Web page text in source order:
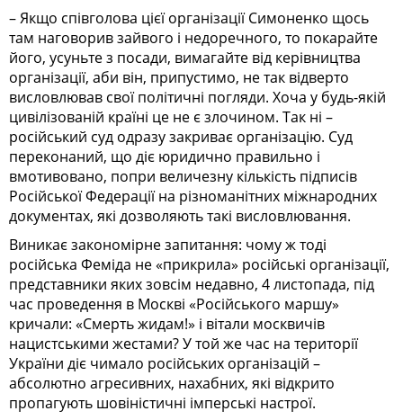
– Якщо співголова цієї організації Симоненко щось
там наговорив зайвого і недоречного, то покарайте
його, усуньте з посади, вимагайте від керівництва
організації, аби він, припустимо, не так відверто
висловлював свої політичні погляди. Хоча у будь-якій
цивілізованій країні це не є злочином. Так ні –
російський суд одразу закриває організацію. Суд
переконаний, що діє юридично правильно і
вмотивовано, попри величезну кількість підписів
Російської Федерації на різноманітних міжнародних
документах, які дозволяють такі висловлювання.
Виникає закономірне запитання: чому ж тоді
російська Феміда не «прикрила» російські організації,
представники яких зовсім недавно, 4 листопада, під
час проведення в Москві «Російського маршу»
кричали: «Смерть жидам!» і вітали москвичів
нацистськими жестами? У той же час на території
України діє чимало російських організацій –
абсолютно агресивних, нахабних, які відкрито
пропагують шовіністичні імперські настрої.